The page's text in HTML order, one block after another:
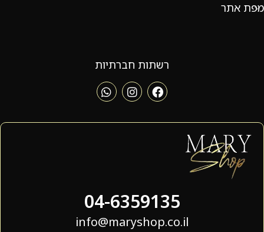
מפת אתר
רשתות חברתיות
04-6359135
info@maryshop.co.il